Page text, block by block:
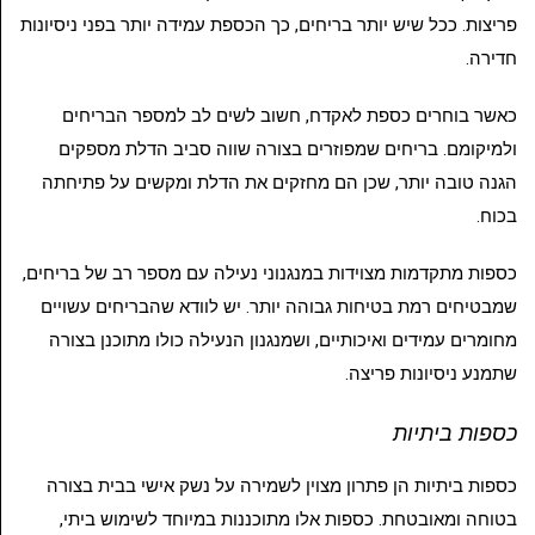
פריצות. ככל שיש יותר בריחים, כך הכספת עמידה יותר בפני ניסיונות
חדירה.
כאשר בוחרים כספת לאקדח, חשוב לשים לב למספר הבריחים
ולמיקומם. בריחים שמפוזרים בצורה שווה סביב הדלת מספקים
הגנה טובה יותר, שכן הם מחזקים את הדלת ומקשים על פתיחתה
בכוח.
כספות מתקדמות מצוידות במנגנוני נעילה עם מספר רב של בריחים,
שמבטיחים רמת בטיחות גבוהה יותר. יש לוודא שהבריחים עשויים
מחומרים עמידים ואיכותיים, ושמנגנון הנעילה כולו מתוכנן בצורה
שתמנע ניסיונות פריצה.
כספות ביתיות
כספות ביתיות הן פתרון מצוין לשמירה על נשק אישי בבית בצורה
בטוחה ומאובטחת. כספות אלו מתוכננות במיוחד לשימוש ביתי,